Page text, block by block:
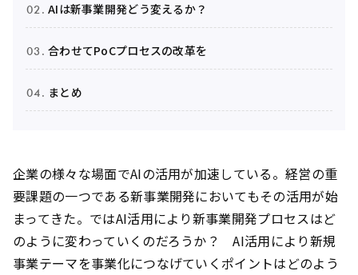
AIは新事業開発どう変えるか？
合わせてPoCプロセスの改革を
まとめ
企業の様々な場面でAIの活用が加速している。経営の重
要課題の一つである新事業開発においてもその活用が始
まってきた。ではAI活用により新事業開発プロセスはど
のように変わっていくのだろうか？ AI活用により新規
事業テーマを事業化につなげていくポイントはどのよう